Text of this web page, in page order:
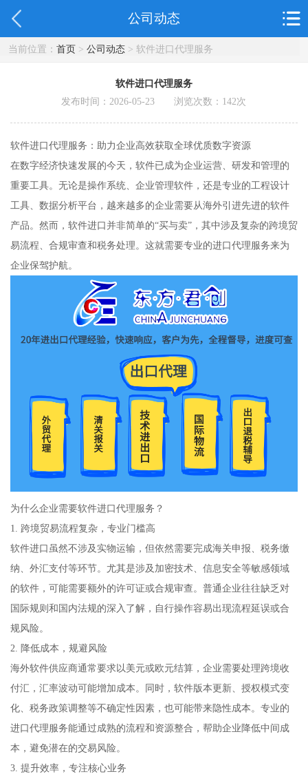
公司动态
当前位置： 首页> 公司动态> 软件进口代理服务
软件进口代理服务
发布时间：2026-05-23 浏览次数： 142次
软件进口代理服务：助力企业高效获取全球优质数字资源
在数字经济快速发展的今天，软件已成为企业运营、研发和管理的
重要工具。无论是操作系统、企业管理软件，还是专业的工程设计
工具、数据分析平台，越来越多的企业需要从海外引进先进的软件
产品。然而，软件进口并非简单的“买与卖”，其中涉及复杂的跨境贸
易流程、合规审查和税务处理。这就需要专业的进口代理服务来为
企业保驾护航。
为什么企业需要软件进口代理服务？
1. 跨境贸易流程复杂，专业门槛高
软件进口虽然不涉及实物运输，但依然需要完成海关申报、税务缴
纳、外汇支付等环节。尤其是涉及加密技术、信息安全等敏感领域
的软件，可能需要额外的许可证或合规审查。普通企业往往缺乏对
国际规则和国内法规的深入了解，自行操作容易出现流程延误或合
规风险。
2. 降低成本，规避风险
海外软件供应商通常要求以美元或欧元结算，企业需要处理跨境收
付汇，汇率波动可能增加成本。同时，软件版本更新、授权模式变
化、税务政策调整等不确定性因素，也可能带来隐性成本。专业的
进口代理服务能通过成熟的流程和资源整合，帮助企业降低中间成
本，避免潜在的交易风险。
3. 提升效率，专注核心业务